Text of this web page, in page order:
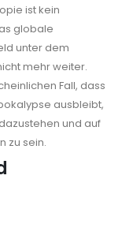
ist kein
globale
unter dem
mehr weiter.
Fall, dass
ausbleibt,
und auf
zu sein.